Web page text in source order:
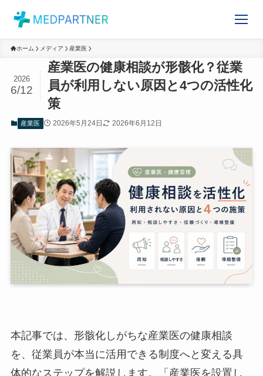
ホーム メディア 産業医
産業医の健康相談が形骸化？従業
員が利用しない原因と4つの活性
化策
2026
6/12
産業医 2026年5月24日 2026年6月12日
本記事では、形骸化しがちな産業医の健康相談
を、従業員が本当に活用できる制度へと変える具
体的なステップを解説します。「産業医を設置し